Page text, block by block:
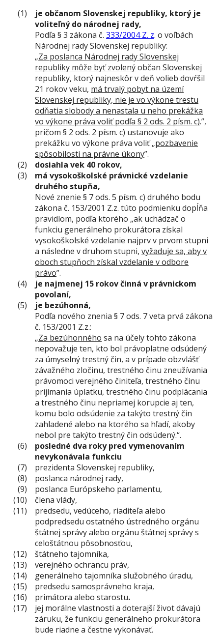
je občanom Slovenskej republiky, ktorý je
voliteľný do národnej rady,
Podľa § 3 zákona č. 333/2004 Z. z. o voľbách
Národnej rady Slovenskej republiky:
„Za poslanca Národnej rady Slovenskej
republiky môže byť zvolenýobčan Slovenskej
republiky, ktorý najneskôr v deň volieb dovŕšil
21 rokov veku, má trvalý pobyt na území
Slovenskej republiky, nie je vo výkone trestu
odňatia slobody a nenastala u neho prekážka
vo výkone práva voliť podľa § 2 ods. 2 písm. c).”,
pričom § 2 ods. 2 písm. c) ustanovuje ako
prekážku vo výkone práva voliť „pozbavenie
spôsobilosti na právne úkony”.
dosiahla vek 40 rokov,
má vysokoškolské právnické vzdelanie
druhého stupňa,
Nové znenie § 7 ods. 5 písm. c) druhého bodu
zákona č. 153/2001 Z.z. túto podmienku dopĺňa
pravidlom, podľa ktorého „ak uchádzač o
funkciu generálneho prokurátora získal
vysokoškolské vzdelanie najprv v prvom stupni
a následne v druhom stupni, vyžaduje sa, aby v
oboch stupňoch získal vzdelanie v odbore
právo”.
je najmenej 15 rokov činná v právnickom
povolaní,
je bezúhonná,
Podľa nového znenia § 7 ods. 7 veta prvá zákona
č. 153/2001 Z.z.:
„Za bezúhonného sa na účely tohto zákona
nepovažuje ten, kto bol právoplatne odsúdený
za úmyselný trestný čin, a v prípade obzvlášť
závažného zločinu, trestného činu zneužívania
právomoci verejného činiteľa, trestného činu
prijímania úplatku, trestného činu podplácania
a trestného činu nepriamej korupcie aj ten,
komu bolo odsúdenie za takýto trestný čin
zahladené alebo na ktorého sa hľadí, akoby
nebol pre takýto trestný čin odsúdený.“.
posledné dva roky pred vymenovaním
nevykonávala funkciu
prezidenta Slovenskej republiky,
poslanca národnej rady,
poslanca Európskeho parlamentu,
člena vlády,
predsedu, vedúceho, riaditeľa alebo
podpredsedu ostatného ústredného orgánu
štátnej správy alebo orgánu štátnej správy s
celoštátnou pôsobnosťou,
štátneho tajomníka,
verejného ochrancu práv,
generálneho tajomníka služobného úradu,
predsedu samosprávneho kraja,
primátora alebo starostu.
jej morálne vlastnosti a doterajší život dávajú
záruku, že funkciu generálneho prokurátora
bude riadne a čestne vykonávať.